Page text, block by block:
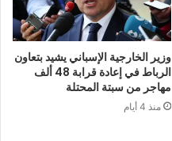
وزير الخارجية الإسباني يشيد بتعاون
الرباط في إعادة قرابة 48 ألف
مهاجر من سبتة المحتلة
منذ 4 أيام